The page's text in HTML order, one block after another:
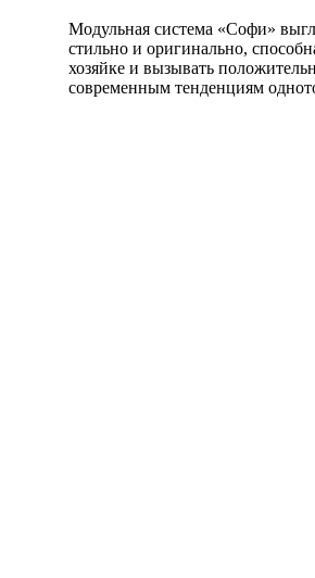
Модульная система «Софи»
стильно и оригинально,
хозяйке и вызывать
современным тенденциям